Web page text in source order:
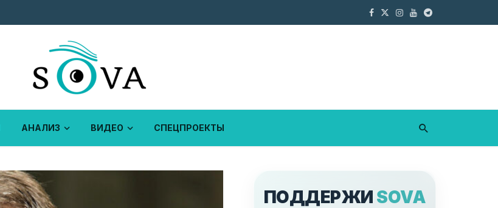
АНАЛИЗ ВИДЕО СПЕЦПРОЕКТЫ
ПОДДЕРЖИ SOVA